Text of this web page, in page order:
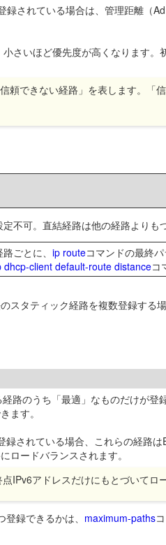
録されている場合は、管理距離（
さいほど優先度が高くなります
頼できない経路」を表します。「
定不可。直結経路は他の経路よりも
路ごとに、 ip routeコマンドの最終
dhcp-client default-route distanceコ
スタティック経路を複数登録す
路のうち「最適」なものだけが
ます。
録されている場合、これらの経路
ロードバランスされます。
IPv6アドレスだけにもとづいてロ
録できるかは、 maximum-paths